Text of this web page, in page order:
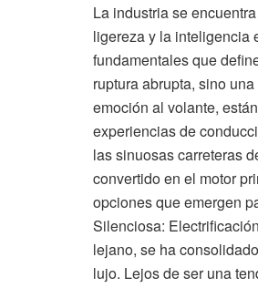
La industria se
ligereza y la inteligencia
fundamentales que
ruptura abrupta, sino
emoción al volante,
experiencias de
las sinuosas carreteras
convertido en el motor
opciones que emergen
Silenciosa:
lejano, se ha
lujo. Lejos de ser una